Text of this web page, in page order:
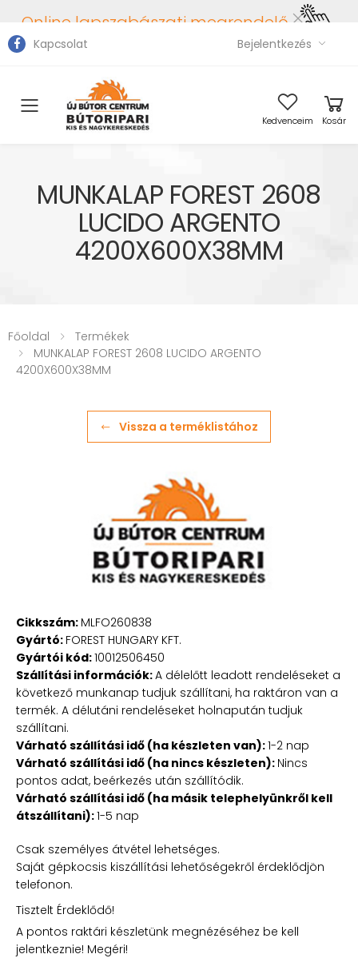
Online lapszabászati megrendelő
Kapcsolat Bejelentkezés
Toggle mobile menu Kedvenceim Kosár
MUNKALAP FOREST 2608
LUCIDO ARGENTO
4200X600X38MM
Főoldal
Termékek
MUNKALAP FOREST 2608 LUCIDO ARGENTO
4200X600X38MM
Vissza a terméklistához
Cikkszám: MLFO260838
Gyártó: FOREST HUNGARY KFT.
Gyártói kód:10012506450
Szállítási információk:A délelőtt leadott rendeléseket a
következő munkanap tudjuk szállítani, ha raktáron van a
termék. A délutáni rendeléseket holnapután tudjuk
szállítani.
Várható szállítási idő (ha készleten van):1-2 nap
Várható szállítási idő (ha nincs készleten): Nincs
pontos adat, beérkezés után szállítódik.
Várható szállítási idő (ha másik telephelyünkről kell
átszállítani):1-5 nap
Csak személyes átvétel lehetséges.
Saját gépkocsis kiszállítási lehetőségekről érdeklődjön
telefonon.
Tisztelt Érdeklődő!
A pontos raktári készletünk megnézéséhez be kell
jelentkeznie! Megéri!